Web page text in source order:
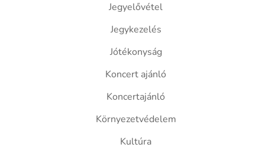
Jegyelővétel
Jegykezelés
Jótékonyság
Koncert ajánló
Koncertajánló
Környezetvédelem
Kultúra